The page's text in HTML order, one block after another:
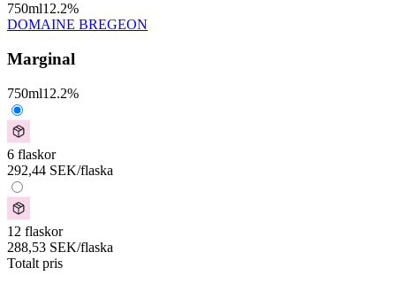
750ml12.2%
DOMAINE BREGEON
Marginal
750ml12.2%
6 flaskor
292,44 SEK/flaska
12 flaskor
288,53 SEK/flaska
Totalt pris